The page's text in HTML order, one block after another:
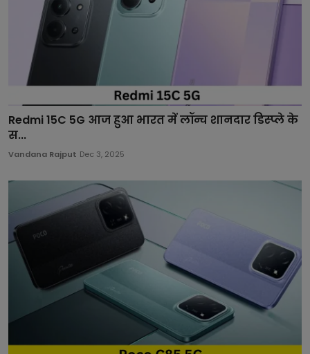
Redmi 15C 5G आज हुआ भारत में लॉन्च शानदार डिस्प्ले के
स...
Vandana Rajput Dec 3, 2025